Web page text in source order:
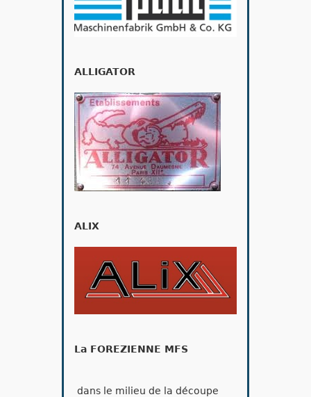
ALLIGATOR
ALIX
La FOREZIENNE MFS
dans le milieu de la découpe